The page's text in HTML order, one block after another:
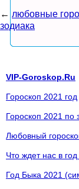
← любовные
зодиака
VIP-Goroskop.Ru
Гороскоп 2021 год
Гороскоп 2021 по
Любовный
Что ждет нас в
Год Быка 2021